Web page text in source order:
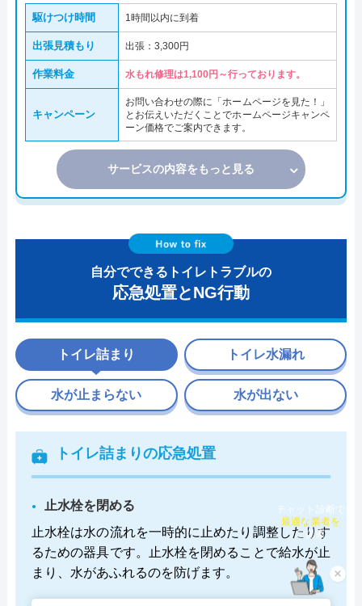
駆けつけ時間 1時間以内に到着
出張見積もり 出張：3,300円
作業料金 水もれ修理は1,100円～行っております。
キャンペーン
お問い合わせの際に「ホームページを見た！」
とお伝えいただくことでホームページキャンペ
ーン価格でご案内できます。
サービスの内容をもっと見る
自分でできるトイレトラブルの
応急処置とNG行動
トイレ詰まり
トイレ詰まりの応急処置
止水栓を閉める
止水栓は水の流れを一時的に止めたり調整したりす
るための器具です。止水栓を閉めることで給水が止
まり、水があふれるのを防げます。
トイレ水漏れ
水が止まらない 水が出ない
×
チャット診断で
最適な業者を
ご提案